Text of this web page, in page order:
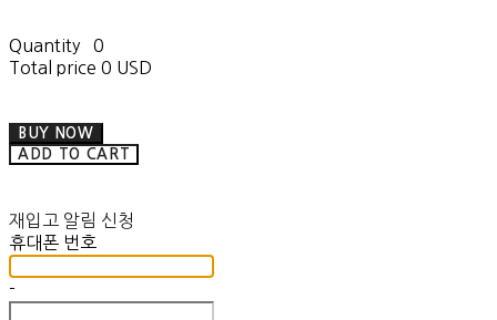
Quantity
0
Total price 0 USD
BUY NOW
ADD TO CART
재입고 알림 신청
휴대폰 번호
-